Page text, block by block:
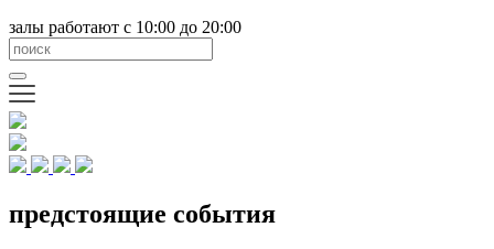
залы работают с 10:00 до 20:00
предстоящие события